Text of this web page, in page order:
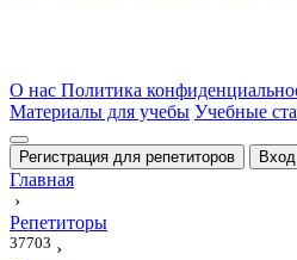
О нас Политика
Материалы для учебы Учебные
Регистрация для репетиторов Вход
Главная
›
Репетиторы
37703 ›